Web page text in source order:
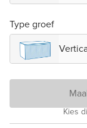
Type groef
Kies